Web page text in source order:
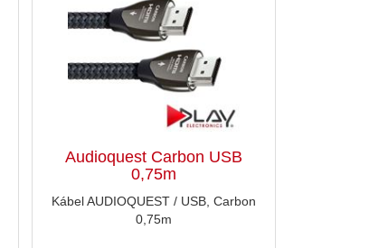
Audioquest Carbon USB
0,75m
Kábel AUDIOQUEST / USB, Carbon
0,75m